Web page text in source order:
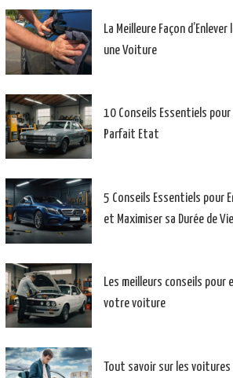
La Meilleure Façon
une Voiture
10 Conseils Essentiels
Parfait Etat
5 Conseils Essentiels pour
et Maximiser sa Durée de Vie
Les meilleurs conseils
votre voiture
Tout savoir sur les